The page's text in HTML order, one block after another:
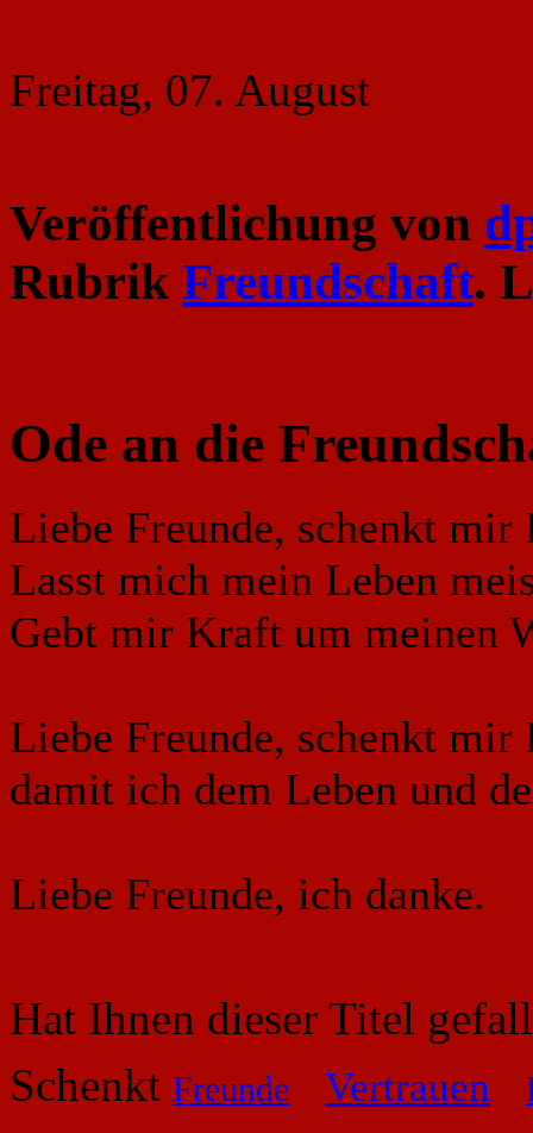
Freitag, 07. August
Veröffentlichung von
Rubrik Freundschaft.
Ode an die
Liebe Freunde, schenkt
Lasst mich mein Leben
Gebt mir Kraft um meinen
Liebe Freunde, schenkt
damit ich dem Leben und
Liebe Freunde, ich danke.
Hat Ihnen dieser Titel
Schenkt Freunde Vertrauen